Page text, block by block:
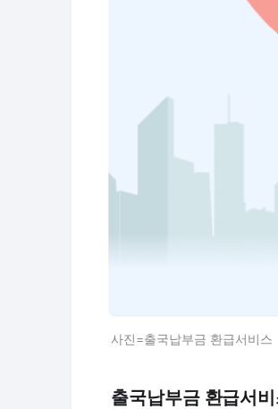
사진=출국납부금 환급서비스
출국납부금 환급서